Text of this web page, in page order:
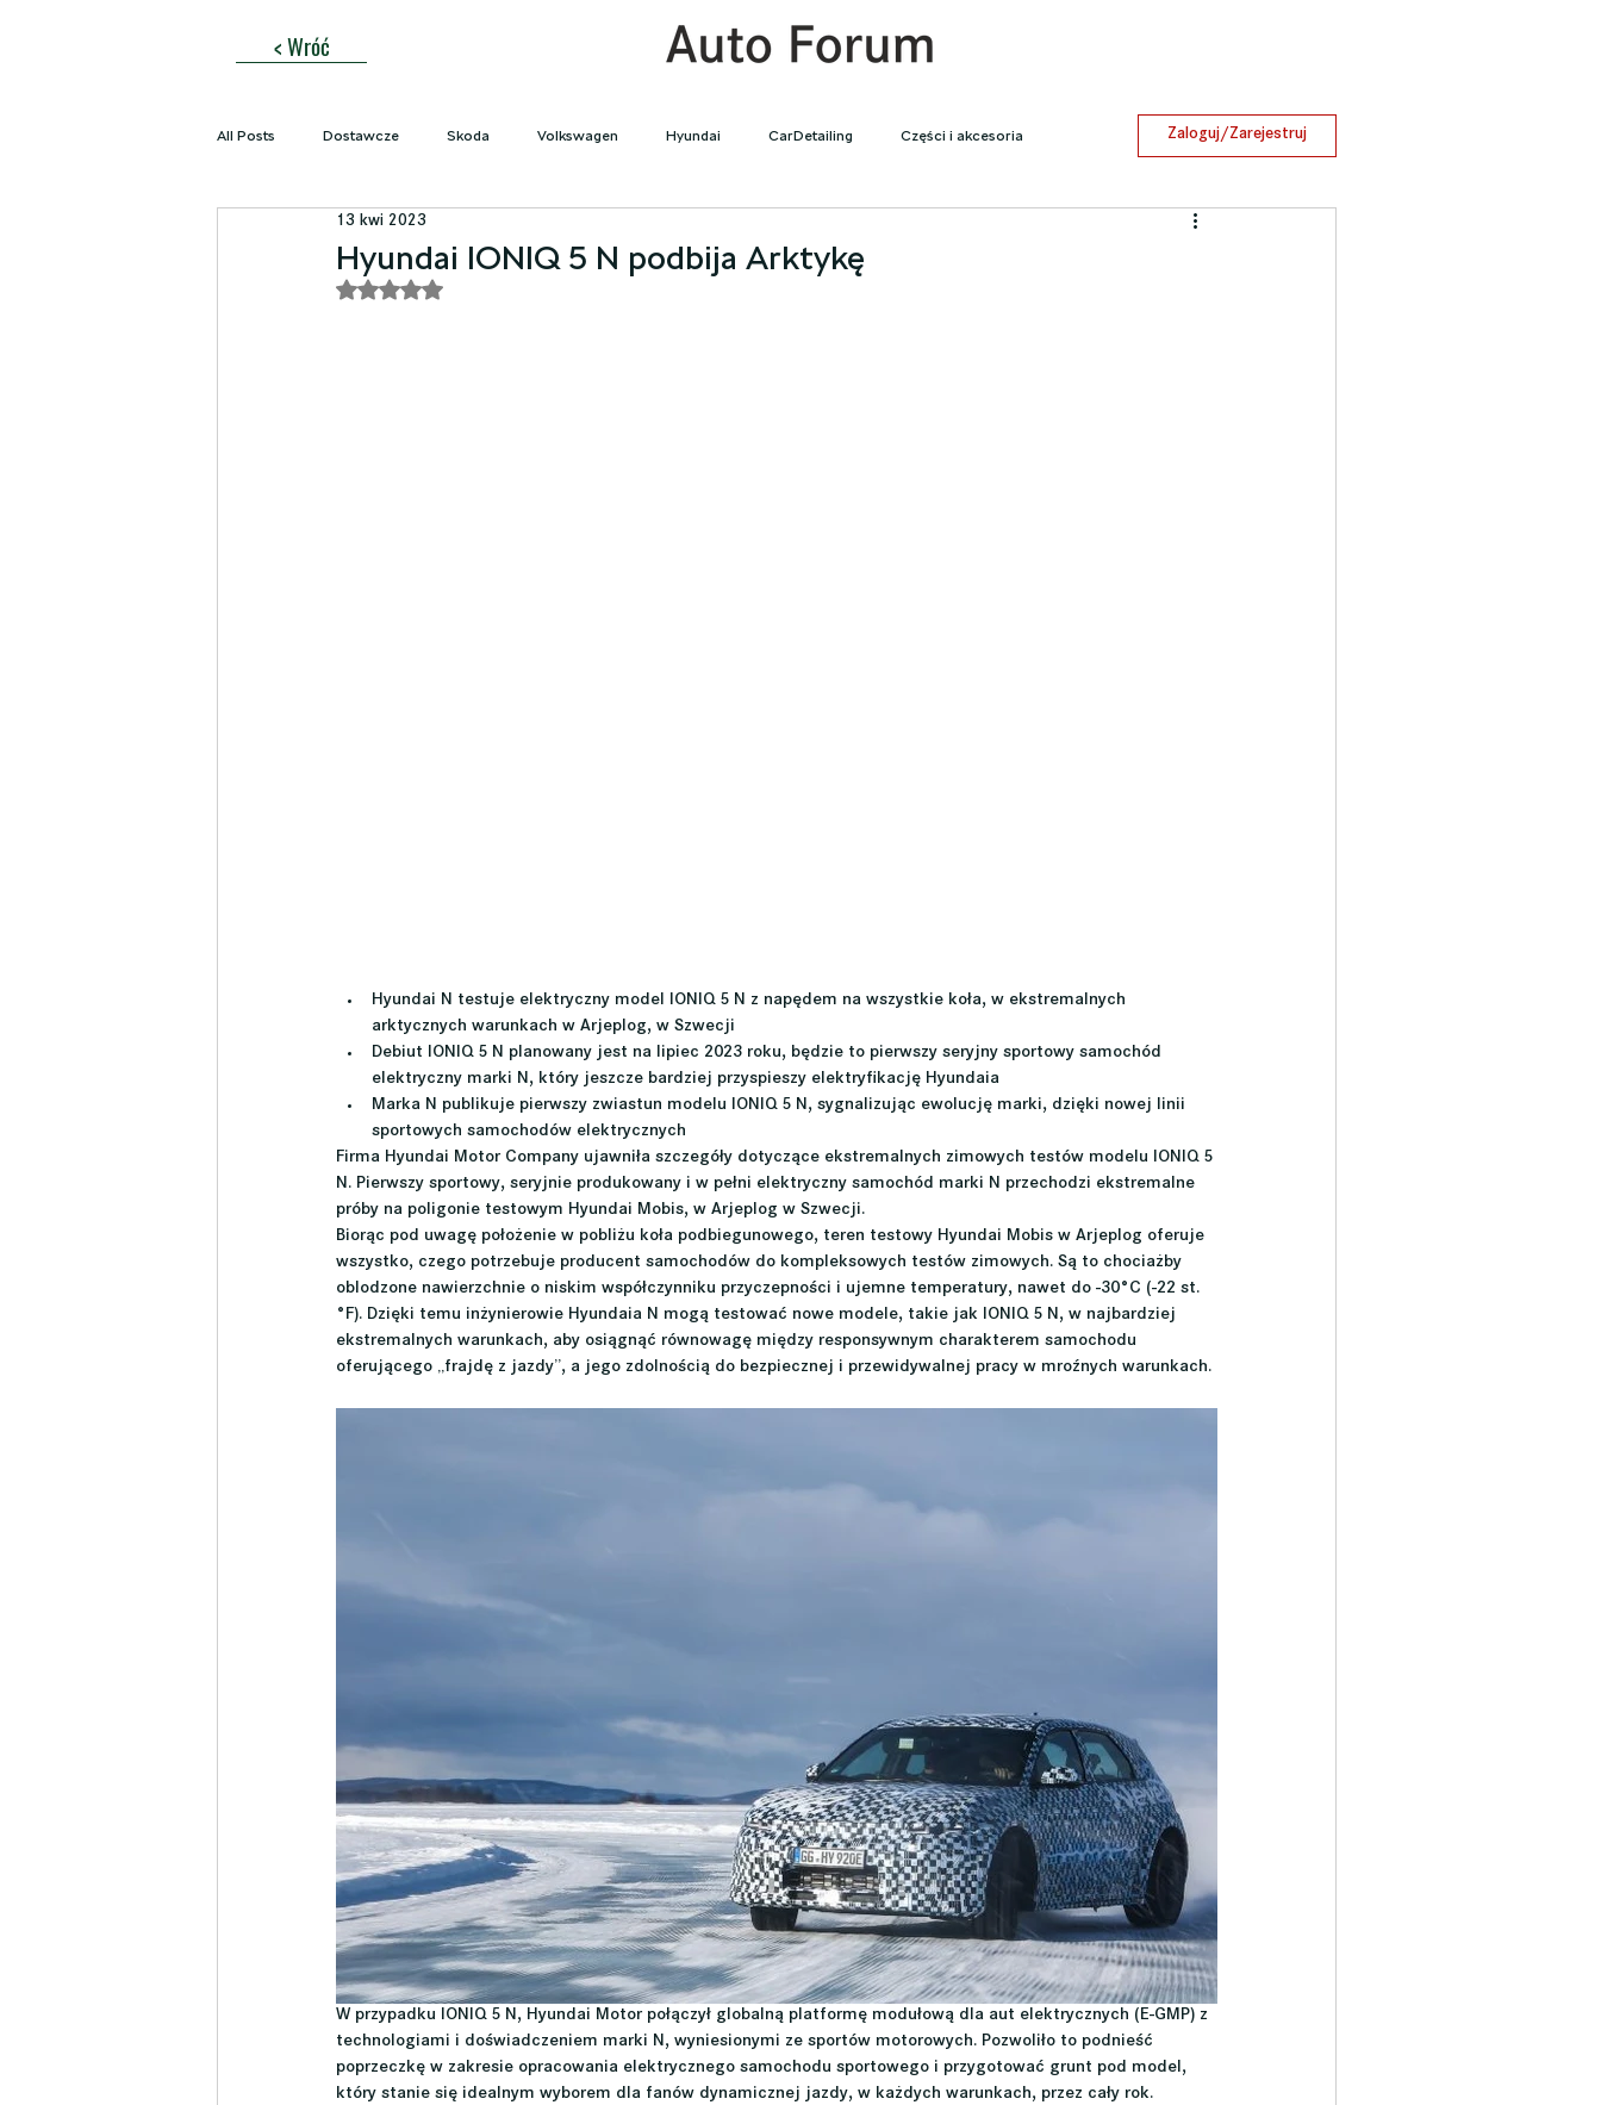
< Wróć
All Posts Dostawcze Skoda Volkswagen Hyundai CarDetailing Części i akcesoria
Brabus
Zaloguj/Zarejestruj
Hyundai IONIQ 5 N podbija Arktykę
13 kwi 2023
Oceniono na NaN z 5 gwiazdek.
Hyundai N testuje elektryczny model IONIQ 5 N z napędem na wszystkie koła, w ekstremalnych
arktycznych warunkach w Arjeplog, w Szwecji
Debiut IONIQ 5 N planowany jest na lipiec 2023 roku, będzie to pierwszy seryjny sportowy samochód
elektryczny marki N, który jeszcze bardziej przyspieszy elektryfikację Hyundaia
Marka N publikuje pierwszy zwiastun modelu IONIQ 5 N, sygnalizując ewolucję marki, dzięki nowej linii
sportowych samochodów elektrycznych
Firma Hyundai Motor Company ujawniła szczegóły dotyczące ekstremalnych zimowych testów modelu IONIQ 5
N. Pierwszy sportowy, seryjnie produkowany i w pełni elektryczny samochód marki N przechodzi ekstremalne
próby na poligonie testowym Hyundai Mobis, w Arjeplog w Szwecji.
Biorąc pod uwagę położenie w pobliżu koła podbiegunowego, teren testowy Hyundai Mobis w Arjeplog oferuje
wszystko, czego potrzebuje producent samochodów do kompleksowych testów zimowych. Są to chociażby
oblodzone nawierzchnie o niskim współczynniku przyczepności i ujemne temperatury, nawet do -30°C (-22 st.
°F). Dzięki temu inżynierowie Hyundaia N mogą testować nowe modele, takie jak IONIQ 5 N, w najbardziej
ekstremalnych warunkach, aby osiągnąć równowagę między responsywnym charakterem samochodu
oferującego „frajdę z jazdy”, a jego zdolnością do bezpiecznej i przewidywalnej pracy w mroźnych warunkach.
W przypadku IONIQ 5 N, Hyundai Motor połączył globalną platformę modułową dla aut elektrycznych (E-GMP) z
technologiami i doświadczeniem marki N, wyniesionymi ze sportów motorowych. Pozwoliło to podnieść
poprzeczkę w zakresie opracowania elektrycznego samochodu sportowego i przygotować grunt pod model,
który stanie się idealnym wyborem dla fanów dynamicznej jazdy, w każdych warunkach, przez cały rok.